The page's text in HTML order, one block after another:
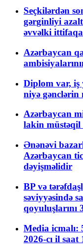
Seçkilərdən
gərginliyi
əvvəlki ittifaqa
Azərbaycan
Diplom var, iş
niyə gənclərin
Azərbaycan
lakin müstəqil
Ənənəvi
Azərbaycan
dəyişməlidir
BP və
səviyyəsində
qoyuluşlarını
Media icmalı:
2026-cı il saat